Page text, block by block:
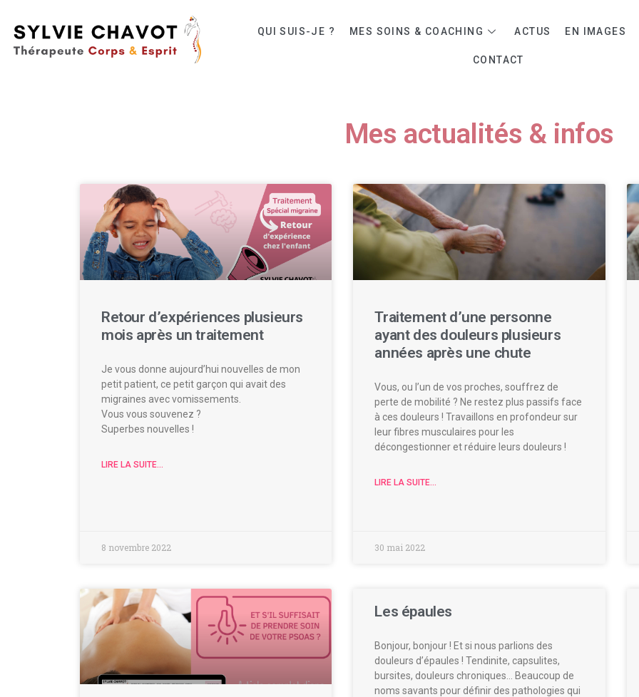
QUI SUIS-JE ? MES SOINS & COACHING ACTUS EN IMAGES
CONTACT
Mes actualités & infos
Retour d’expériences plusieurs
mois après un traitement
Je vous donne aujourd’hui nouvelles de mon
petit patient, ce petit garçon qui avait des
migraines avec vomissements.
Vous vous souvenez ?
Superbes nouvelles !
LIRE LA SUITE...
8 novembre 2022
Traitement d’une personne
ayant des douleurs plusieurs
années après une chute
Vous, ou l’un de vos proches, souffrez de
perte de mobilité ? Ne restez plus passifs face
à ces douleurs ! Travaillons en profondeur sur
leur fibres musculaires pour les
décongestionner et réduire leurs douleurs !
LIRE LA SUITE...
30 mai 2022
Les épaules
Bonjour, bonjour ! Et si nous parlions des
douleurs d’épaules ! Tendinite, capsulites,
bursites, douleurs chroniques… Beaucoup de
noms savants pour définir des pathologies qui